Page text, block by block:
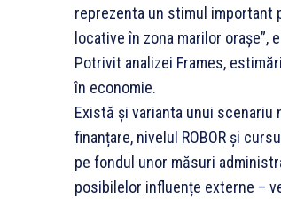
reprezenta un stimul important
locative în zona marilor orașe”,
Potrivit analizei Frames,
în economie.
Există și varianta unui scenariu
finanțare, nivelul ROBOR și
pe fondul unor măsuri
posibilelor influențe externe –